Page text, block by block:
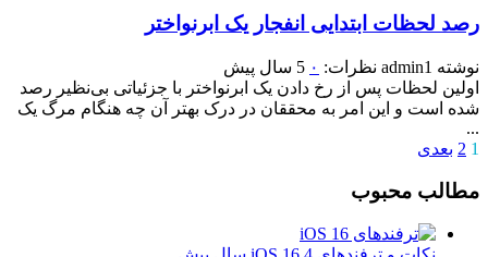
رصد لحظات ابتدایی انفجار یک ابرنواختر
نوشته admin1 نظرات: ۰ 5 سال پیش
اولین لحظات پس از رخ دادن یک ابرنواختر با جزئیاتی بی‌نظیر رصد
شده است و این امر به محققان در درک بهتر آن چه هنگام مرگ یک
...
1
2 بعدی
مطالب محبوب